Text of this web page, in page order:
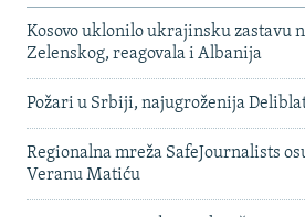
Kosovo uklonilo ukrajinsku zastavu
Zelenskog, reagovala i Albanija
Požari u Srbiji, najugroženija
Regionalna mreža SafeJournalists
Veranu Matiću